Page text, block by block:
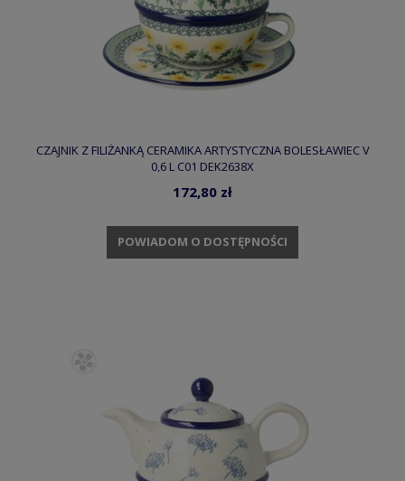
CZAJNIK Z FILIŻANKĄ CERAMIKA ARTYSTYCZNA BOLESŁAWIEC V
0,6 L C01 DEK2638X
172,80 zł
POWIADOM O DOSTĘPNOŚCI